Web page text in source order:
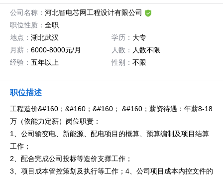
公司名称： 河北智电芯网工程设计有限公司
职位性质： 全职
地点： 湖北武汉 学历： 大专
月薪： 6000-8000元/月 人数： 人数不限
经验： 五年以上 性别： 不限
职位描述
工程造价&#160；&#160；&#160； &#160；薪资待遇：年薪8-18
万（依能力定薪）岗位职责：
1、公司输变电、新能源、配电项目的概算、预算编制及项目结算
工作；
2、配合完成公司投标等造价支撑工作；
3、项目成本管控策划及执行等工作；4、公司项目成本内控文件的